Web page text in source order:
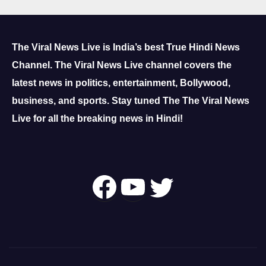
The Viral News Live is India’s best True Hindi News
Channel. The Viral News Live channel covers the
latest news in politics, entertainment, Bollywood,
business, and sports. Stay tuned The The Viral News
Live for all the breaking news in Hindi!
Follow Us OnYouTube
Twitter